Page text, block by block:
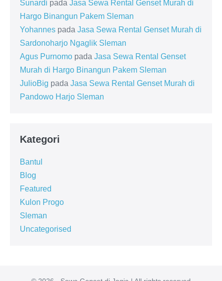
Sunardi pada Jasa Sewa Rental Genset Murah di
Hargo Binangun Pakem Sleman
Yohannes pada Jasa Sewa Rental Genset Murah di
Sardonoharjo Ngaglik Sleman
Agus Purnomo pada Jasa Sewa Rental Genset
Murah di Hargo Binangun Pakem Sleman
JulioBig pada Jasa Sewa Rental Genset Murah di
Pandowo Harjo Sleman
Kategori
Bantul
Blog
Featured
Kulon Progo
Sleman
Uncategorised